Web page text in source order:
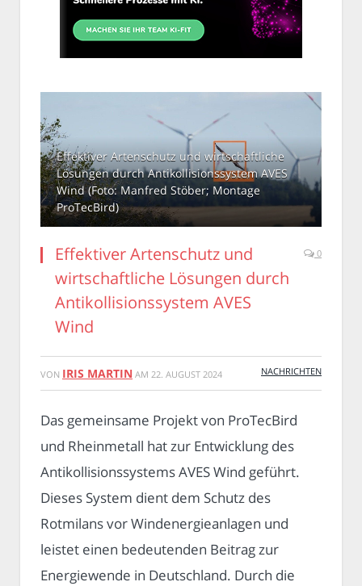
Effektiver Artenschutz und wirtschaftliche
Lösungen durch Antikollisionssystem AVES
Wind (Foto: Manfred Stöber; Montage
ProTecBird)
Effektiver Artenschutz und
wirtschaftliche Lösungen durch
Antikollisionssystem AVES
Wind
0
VON IRIS MARTIN AM 22. AUGUST 2024 NACHRICHTEN
Das gemeinsame Projekt von ProTecBird
und Rheinmetall hat zur Entwicklung des
Antikollisionssystems AVES Wind geführt.
Dieses System dient dem Schutz des
Rotmilans vor Windenergieanlagen und
leistet einen bedeutenden Beitrag zur
Energiewende in Deutschland. Durch die